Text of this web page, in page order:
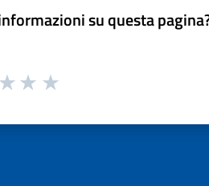
su questa